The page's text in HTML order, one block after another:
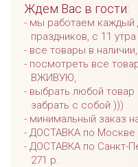
Ждем Вас в гости:
мы работаем каждый
праздников, с 11
все товары в наличии,
посмотреть все
ВЖИВУЮ,
выбрать любой товар
забрать с собой )))
минимальный заказ
ДОСТАВКА по Москве
ДОСТАВКА по Санкт-
271 р.